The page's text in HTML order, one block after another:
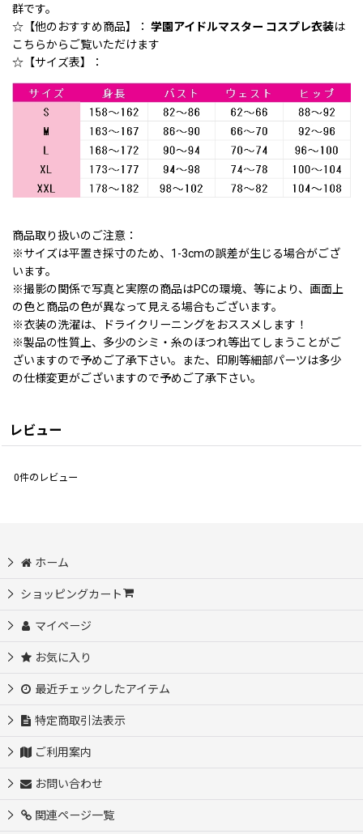
群です。
☆【他のおすすめ商品】： 学園アイドルマスター コスプレ衣装は
こちらからご覧いただけます
☆【サイズ表】：
商品取り扱いのご注意：
※サイズは平置き採寸のため、1-3cmの誤差が生じる場合がござ
います。
※撮影の関係で写真と実際の商品はPCの環境、等により、画面上
の色と商品の色が異なって見える場合もございます。
※衣装の洗濯は、ドライクリーニングをおススメします！
※製品の性質上、多少のシミ・糸のほつれ等出てしまうことがご
ざいますので予めご了承下さい。また、印刷等細部パーツは多少
の仕様変更がございますので予めご了承下さい。
レビュー
0件のレビュー
ホーム
ショッピングカート
マイページ
お気に入り
最近チェックしたアイテム
特定商取引法表示
ご利用案内
お問い合わせ
関連ページ一覧